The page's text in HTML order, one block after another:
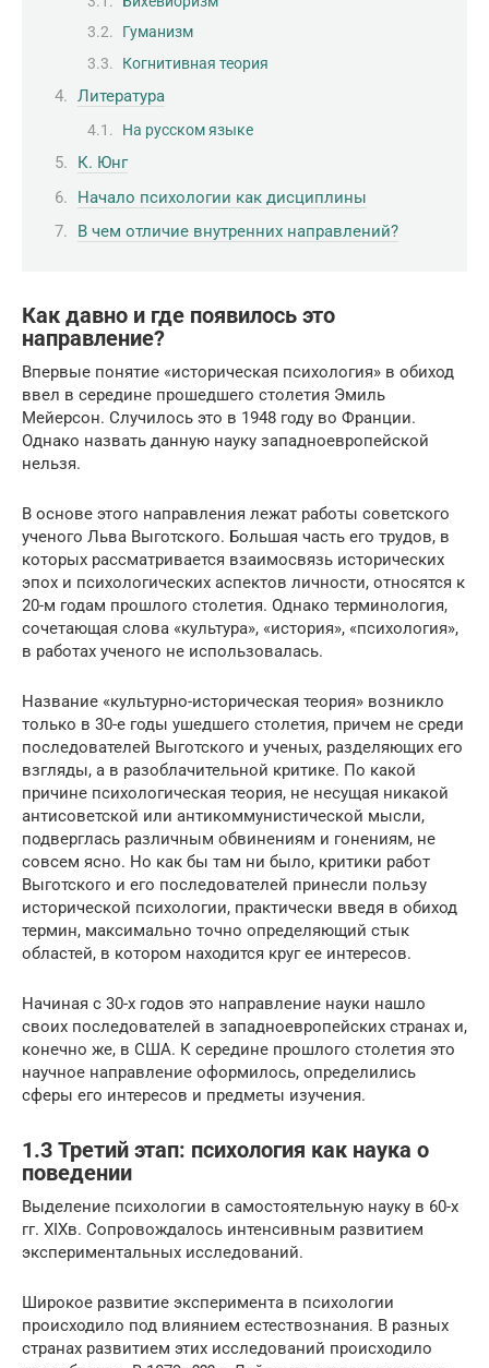
Гуманизм
Когнитивная теория
Литература
На русском языке
К. Юнг
Начало психологии как дисциплины
В чем отличие внутренних направлений?
Как давно и где появилось это
направление?
Впервые понятие «историческая психология» в обиход
ввел в середине прошедшего столетия Эмиль
Мейерсон. Случилось это в 1948 году во Франции.
Однако назвать данную науку западноевропейской
нельзя.
В основе этого направления лежат работы советского
ученого Льва Выготского. Большая часть его трудов, в
которых рассматривается взаимосвязь исторических
эпох и психологических аспектов личности, относятся к
20-м годам прошлого столетия. Однако терминология,
сочетающая слова «культура», «история», «психология»,
в работах ученого не использовалась.
Название «культурно-историческая теория» возникло
только в 30-е годы ушедшего столетия, причем не среди
последователей Выготского и ученых, разделяющих его
взгляды, а в разоблачительной критике. По какой
причине психологическая теория, не несущая никакой
антисоветской или антикоммунистической мысли,
подверглась различным обвинениям и гонениям, не
совсем ясно. Но как бы там ни было, критики работ
Выготского и его последователей принесли пользу
исторической психологии, практически введя в обиход
термин, максимально точно определяющий стык
областей, в котором находится круг ее интересов.
Начиная с 30-х годов это направление науки нашло
своих последователей в западноевропейских странах и,
конечно же, в США. К середине прошлого столетия это
научное направление оформилось, определились
сферы его интересов и предметы изучения.
1.3 Третий этап: психология как наука о
поведении
Выделение психологии в самостоятельную науку в 60-х
гг. XIXв. Сопровождалось интенсивным развитием
экспериментальных исследований.
Широкое развитие эксперимента в психологии
происходило под влиянием естествознания. В разных
странах развитием этих исследований происходило